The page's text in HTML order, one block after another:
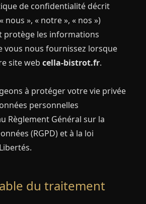
de confidentialité décrit
nous », « notre », « nos »)
protège les informations
vous nous fournissez lorsque
site web cella-bistrot.fr.
à protéger votre vie privée
personnelles
Règlement Général sur la
(RGPD) et à la loi
du traitement